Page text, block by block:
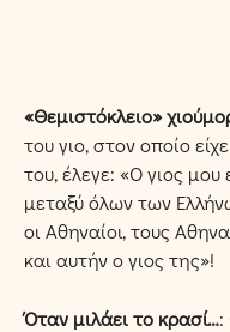
«Θεµιστόκλειο»
του γιο, στον οποίο
του, έλεγε: «Ο γιος
µεταξύ όλων των
οι Αθηναίοι, τους
και αυτήν ο γιος της»!
Όταν µιλάει το κρασί…: